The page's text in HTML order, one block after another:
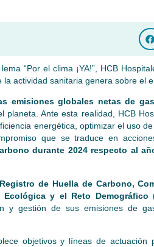
“Por el clima ¡YA!”, HCB
actividad sanitaria genera sobre el
emisiones globales netas de
Ante esta realidad, HCB
energética, optimizar el uso
que se traduce en
durante 2024 respecto al
de Huella de Carbono,
y el Reto Demográfico
y gestión de sus emisiones de
objetivos y líneas de actuación